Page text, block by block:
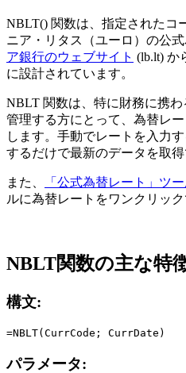
NBLT() 関数は、指定されたコ
ニア・リタス（ユーロ）の公式
ア銀行のウェブサイト (lb.lt) か
に設計されています。
NBLT 関数は、特に財務に携
管理する方にとって、為替レ
します。手動でレートを入力
するだけで最新のデータを取得
また、 「公式為替レート」ツ
ルに為替レートをワンクリック
NBLT関数の主な特
構文:
パラメータ: